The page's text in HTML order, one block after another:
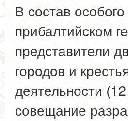
В состав
прибалтийском
представители
городов и
деятельности
совещание